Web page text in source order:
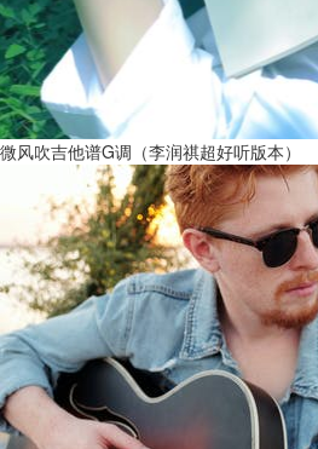
微风吹吉他谱G调（李润祺超好听版本）